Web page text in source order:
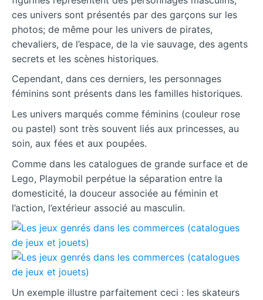
ces univers sont présentés par des garçons sur les
photos; de même pour les univers de pirates,
chevaliers, de l’espace, de la vie sauvage, des agents
secrets et les scènes historiques.
Cependant, dans ces derniers, les personnages
féminins sont présents dans les familles historiques.
Les univers marqués comme féminins (couleur rose
ou pastel) sont très souvent liés aux princesses, au
soin, aux fées et aux poupées.
Comme dans les catalogues de grande surface et de
Lego, Playmobil perpétue la séparation entre la
domesticité, la douceur associée au féminin et
l’action, l’extérieur associé au masculin.
Un exemple illustre parfaitement ceci : les skateurs